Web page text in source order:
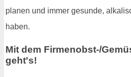
planen und immer gesunde,
haben.
Mit dem Firmenobst-/
geht's!